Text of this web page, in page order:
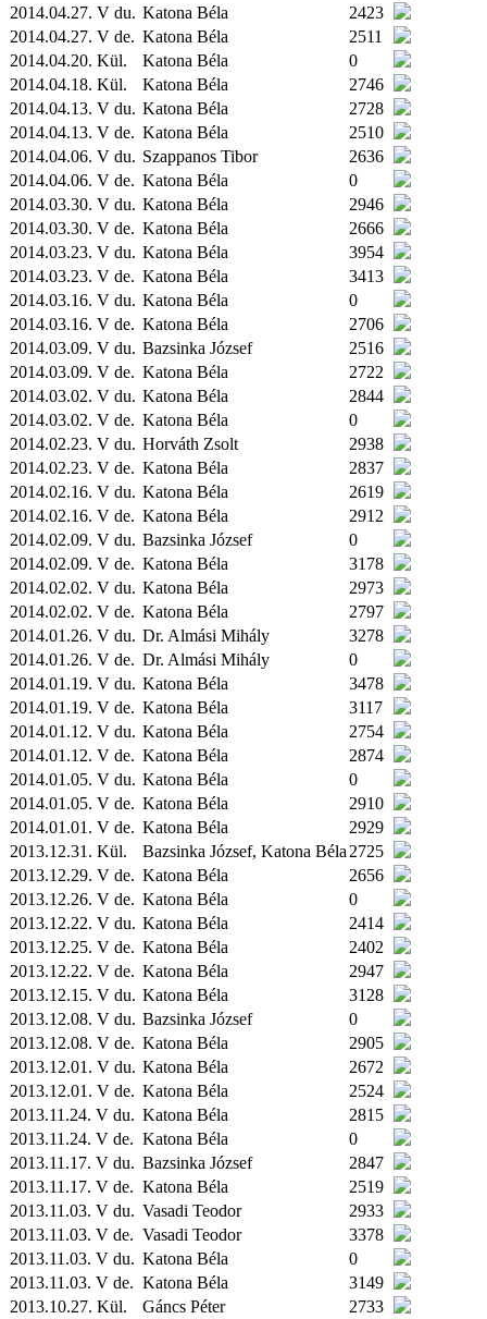
2014.04.27. V du. Katona Béla
2423
2014.04.27. V de. Katona Béla
2511
2014.04.20. Kül. Katona Béla
0
2014.04.18. Kül. Katona Béla
2746
2014.04.13. V du. Katona Béla
2728
2014.04.13. V de. Katona Béla
2510
2014.04.06. V du. Szappanos Tibor
2636
2014.04.06. V de. Katona Béla
0
2014.03.30. V du. Katona Béla
2946
2014.03.30. V de. Katona Béla
2666
2014.03.23. V du. Katona Béla
3954
2014.03.23. V de. Katona Béla
3413
2014.03.16. V du. Katona Béla
0
2014.03.16. V de. Katona Béla
2706
2014.03.09. V du. Bazsinka József
2516
2014.03.09. V de. Katona Béla
2722
2014.03.02. V du. Katona Béla
2844
2014.03.02. V de. Katona Béla
0
2014.02.23. V du. Horváth Zsolt
2938
2014.02.23. V de. Katona Béla
2837
2014.02.16. V du. Katona Béla
2619
2014.02.16. V de. Katona Béla
2912
2014.02.09. V du. Bazsinka József
0
2014.02.09. V de. Katona Béla
3178
2014.02.02. V du. Katona Béla
2973
2014.02.02. V de. Katona Béla
2797
2014.01.26. V du. Dr. Almási Mihály
3278
2014.01.26. V de. Dr. Almási Mihály
0
2014.01.19. V du. Katona Béla
3478
2014.01.19. V de. Katona Béla
3117
2014.01.12. V du. Katona Béla
2754
2014.01.12. V de. Katona Béla
2874
2014.01.05. V du. Katona Béla
0
2014.01.05. V de. Katona Béla
2910
2014.01.01. V de. Katona Béla
2929
2013.12.31. Kül. Bazsinka József, Katona Béla 2725
2013.12.29. V de. Katona Béla
2656
2013.12.26. V de. Katona Béla
0
2013.12.22. V du. Katona Béla
2414
2013.12.25. V de. Katona Béla
2402
2013.12.22. V de. Katona Béla
2947
2013.12.15. V du. Katona Béla
3128
2013.12.08. V du. Bazsinka József
0
2013.12.08. V de. Katona Béla
2905
2013.12.01. V du. Katona Béla
2672
2013.12.01. V de. Katona Béla
2524
2013.11.24. V du. Katona Béla
2815
2013.11.24. V de. Katona Béla
0
2013.11.17. V du. Bazsinka József
2847
2013.11.17. V de. Katona Béla
2519
2013.11.03. V du. Vasadi Teodor
2933
2013.11.03. V de. Vasadi Teodor
3378
2013.11.03. V du. Katona Béla
0
2013.11.03. V de. Katona Béla
3149
2013.10.27. Kül. Gáncs Péter 2733